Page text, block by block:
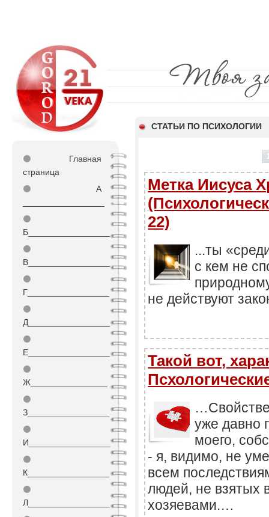
СТАТЬИ ПО ПСИХОЛОГИИ
⚫
Главная
страница
⚫
А
⚫
Б_________________
⚫
В_________________
⚫
Г_________________
⚫
Д_________________
⚫
Е_________________
⚫
Ж________________
⚫
З_________________
⚫
И_________________
⚫
К_________________
⚫
Л_________________
Метка Иисуса
22)
...ты
с кем не
не действуют
Такой вот,
уже давно
моего,
- я, видимо, не
всем
людей, не взятых
хозяевами.…